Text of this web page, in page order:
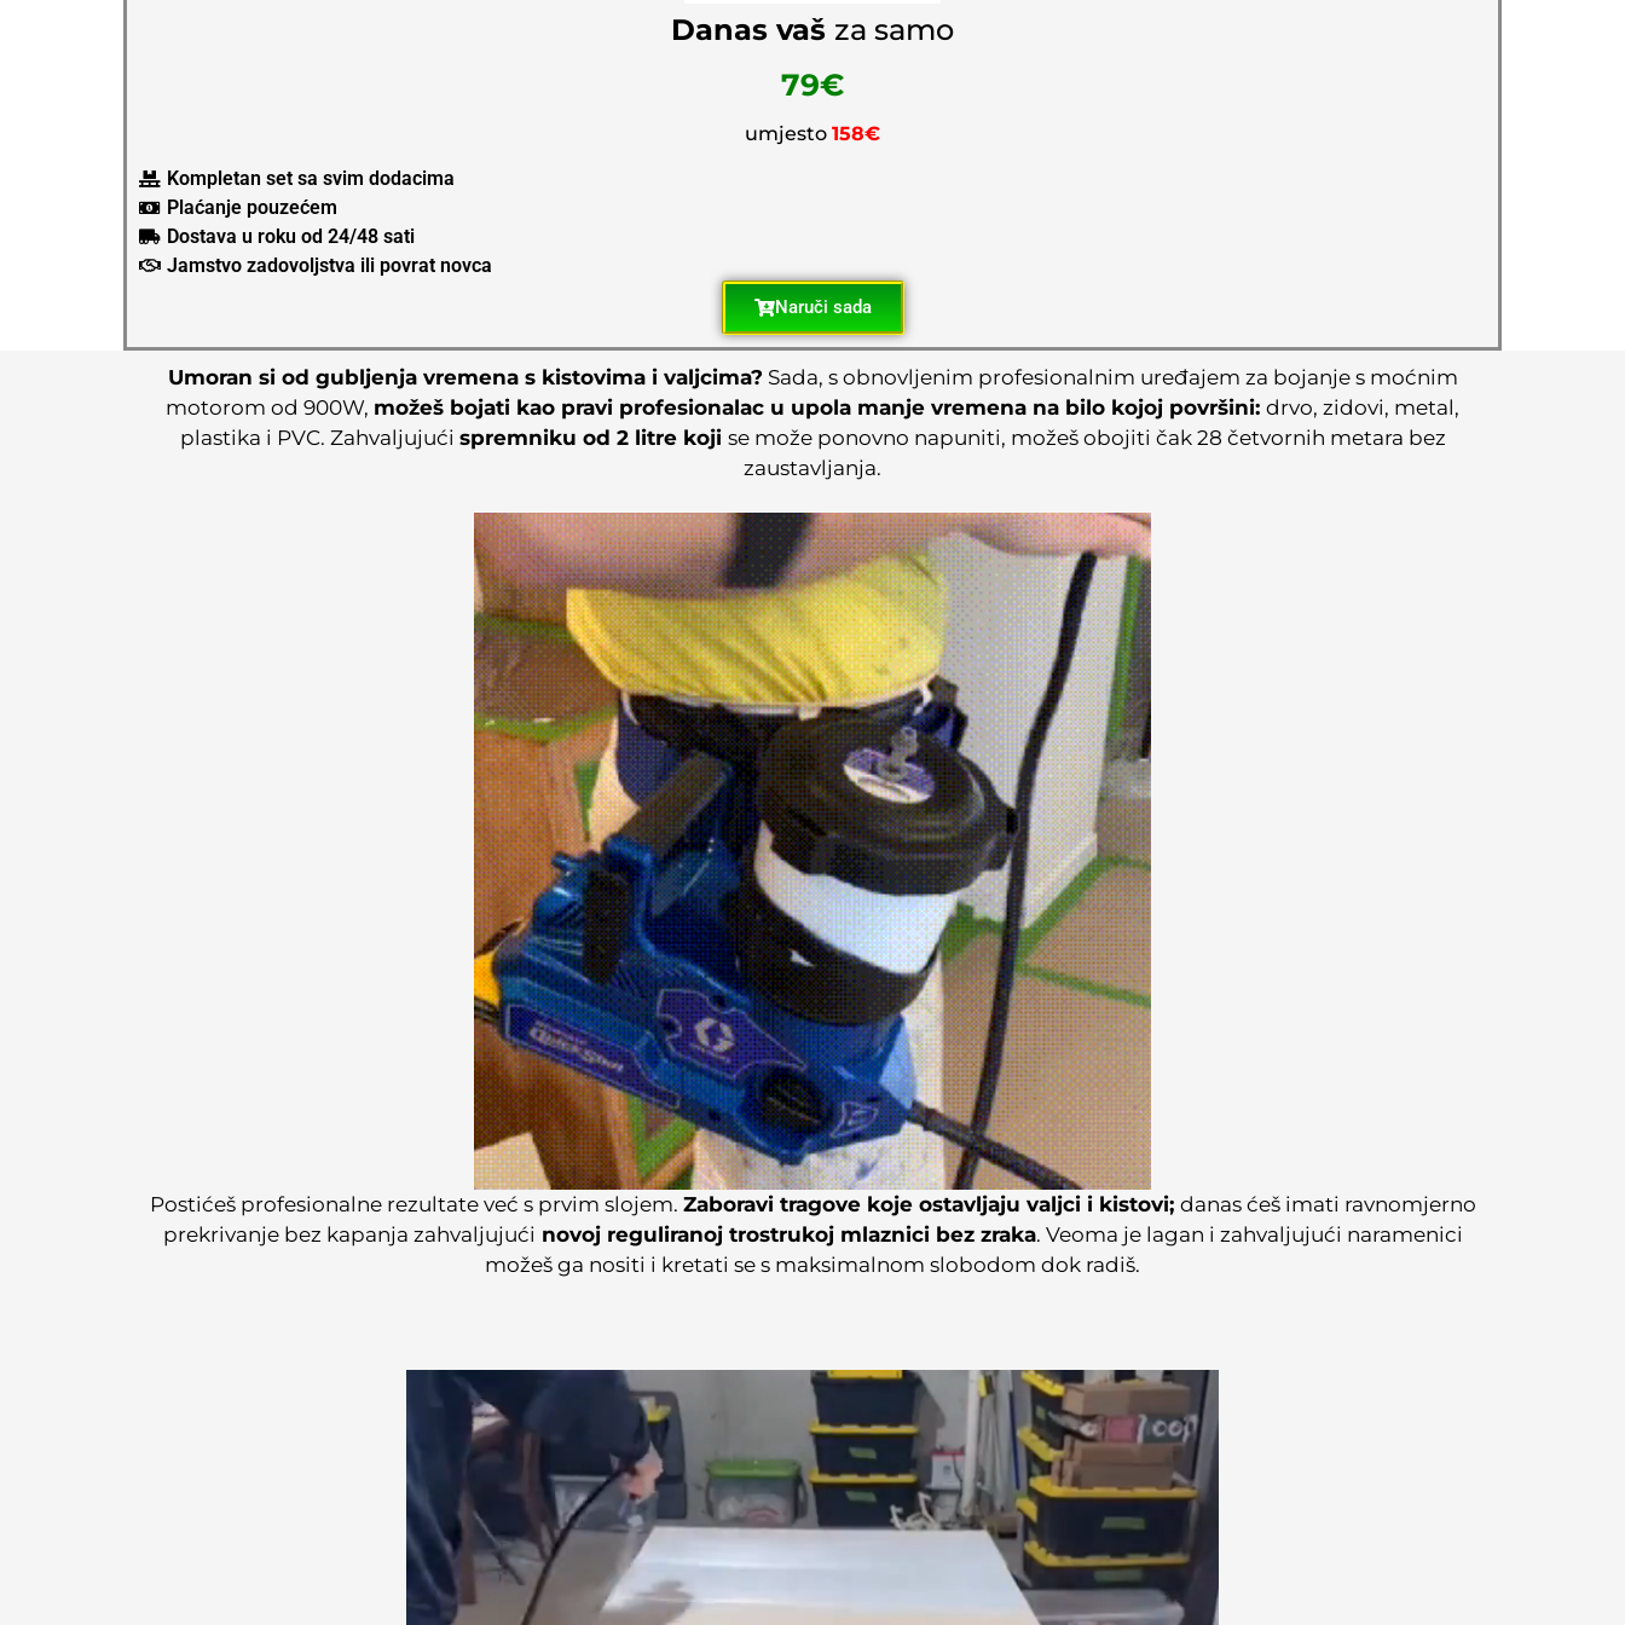
Danas vaš za samo
79€
umjesto 158€
Kompletan set sa svim dodacima
Plaćanje pouzećem
Dostava u roku od 24/48 sati
Jamstvo zadovoljstva ili povrat novca
Naruči sada
Umoran si od gubljenja vremena s kistovima i valjcima? Sada, s obnovljenim profesionalnim uređajem za bojanje s moćnim
motorom od 900W, možeš bojati kao pravi profesionalac u upola manje vremena na bilo kojoj površini: drvo, zidovi, metal,
plastika i PVC. Zahvaljujući spremniku od 2 litre koji se može ponovno napuniti, možeš obojiti čak 28 četvornih metara bez
zaustavljanja.
Postićeš profesionalne rezultate već s prvim slojem. Zaboravi tragove koje ostavljaju valjci i kistovi; danas ćeš imati ravnomjerno
prekrivanje bez kapanja zahvaljujući novoj reguliranoj trostrukoj mlaznici bez zraka. Veoma je lagan i zahvaljujući naramenici
možeš ga nositi i kretati se s maksimalnom slobodom dok radiš.